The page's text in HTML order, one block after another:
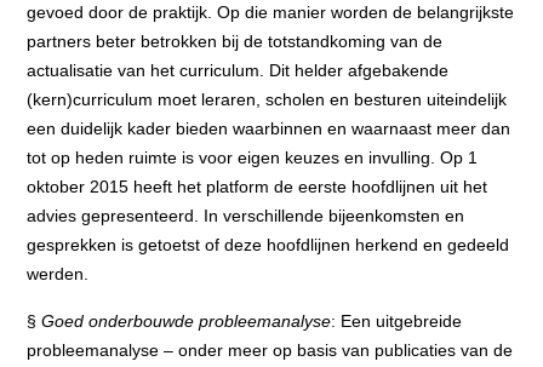
gevoed door de praktijk. Op die manier worden de belangrijkste
partners beter betrokken bij de totstandkoming van de
actualisatie van het curriculum. Dit helder afgebakende
(kern)curriculum moet leraren, scholen en besturen uiteindelijk
een duidelijk kader bieden waarbinnen en waarnaast meer dan
tot op heden ruimte is voor eigen keuzes en invulling. Op 1
oktober 2015 heeft het platform de eerste hoofdlijnen uit het
advies gepresenteerd. In verschillende bijeenkomsten en
gesprekken is getoetst of deze hoofdlijnen herkend en gedeeld
werden.
§Goed onderbouwde probleemanalyse: Een uitgebreide
probleemanalyse – onder meer op basis van publicaties van de